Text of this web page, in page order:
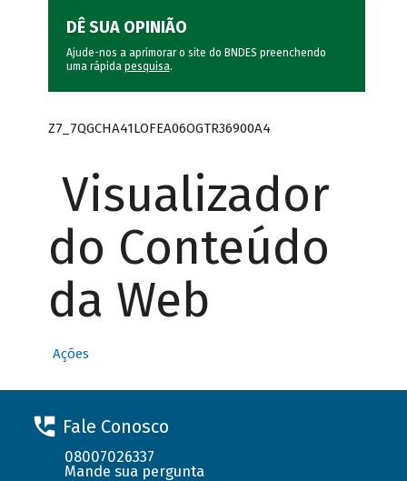
DÊ SUA OPINIÃO
Ajude-nos a aprimorar o site do BNDES preenchendo
uma rápida pesquisa.
Z7_7QGCHA41LOFEA06OGTR36900A4
Visualizador
do Conteúdo
da Web
Ações
Fale Conosco
08007026337
Mande sua pergunta